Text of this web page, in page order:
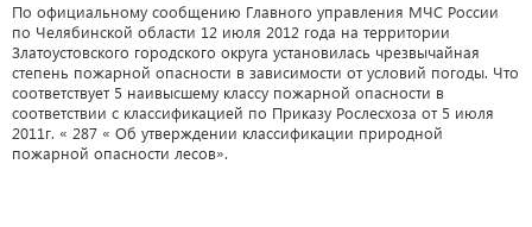
По официальному сообщению Главного управления МЧС России
по Челябинской области 12 июля 2012 года на территории
Златоустовского городского округа установилась чрезвычайная
степень пожарной опасности в зависимости от условий погоды. Что
соответствует 5 наивысшему классу пожарной опасности в
соответствии с классификацией по Приказу Рослесхоза от 5 июля
2011г. « 287 « Об утверждении классификации природной
пожарной опасности лесов».